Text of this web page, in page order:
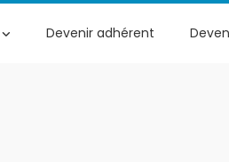
Devenir adhérent